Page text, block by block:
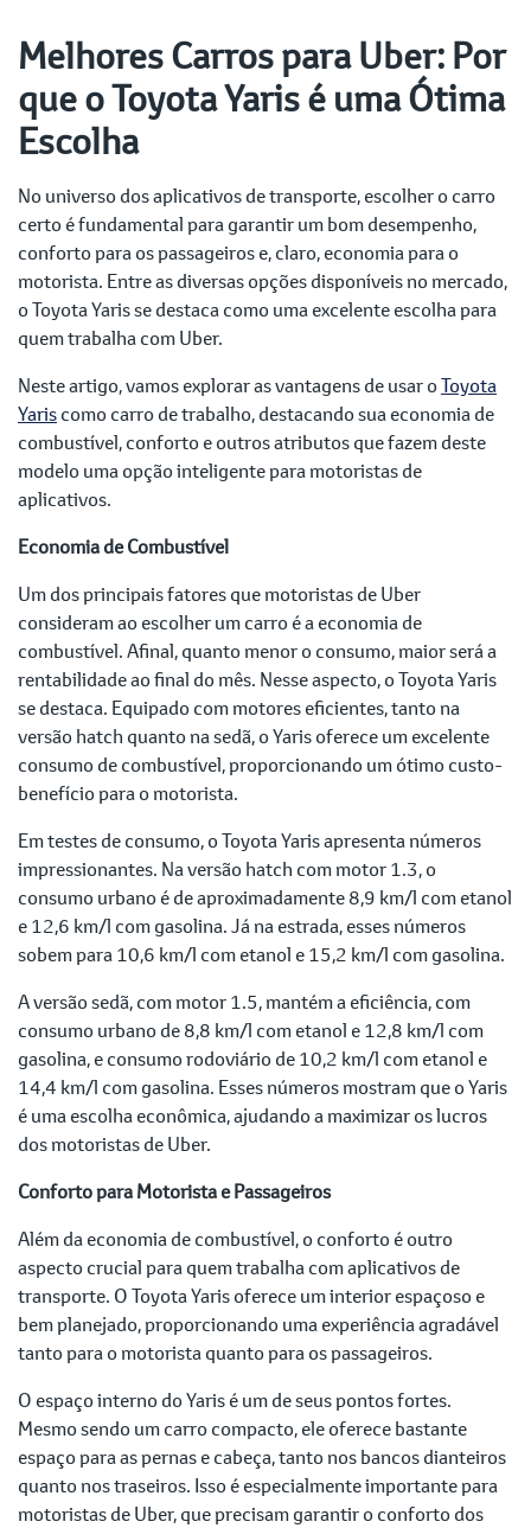
Melhores Carros para Uber: Por
que o Toyota Yaris é uma Ótima
Escolha
No universo dos aplicativos de transporte, escolher o carro
certo é fundamental para garantir um bom desempenho,
conforto para os passageiros e, claro, economia para o
motorista. Entre as diversas opções disponíveis no mercado,
o Toyota Yaris se destaca como uma excelente escolha para
quem trabalha com Uber.
Neste artigo, vamos explorar as vantagens de usar oToyota
Yariscomo carro de trabalho, destacando sua economia de
combustível, conforto e outros atributos que fazem deste
modelo uma opção inteligente para motoristas de
aplicativos.
Economia de Combustível
Um dos principais fatores que motoristas de Uber
consideram ao escolher um carro é a economia de
combustível. Afinal, quanto menor o consumo, maior será a
rentabilidade ao final do mês. Nesse aspecto, o Toyota Yaris
se destaca. Equipado com motores eficientes, tanto na
versão hatch quanto na sedã, o Yaris oferece um excelente
consumo de combustível, proporcionando um ótimo custo-
benefício para o motorista.
Em testes de consumo, o Toyota Yaris apresenta números
impressionantes. Na versão hatch com motor 1.3, o
consumo urbano é de aproximadamente 8,9 km/l com etanol
e 12,6 km/l com gasolina. Já na estrada, esses números
sobem para 10,6 km/l com etanol e 15,2 km/l com gasolina.
A versão sedã, com motor 1.5, mantém a eficiência, com
consumo urbano de 8,8 km/l com etanol e 12,8 km/l com
gasolina, e consumo rodoviário de 10,2 km/l com etanol e
14,4 km/l com gasolina. Esses números mostram que o Yaris
é uma escolha econômica, ajudando a maximizar os lucros
dos motoristas de Uber.
Conforto para Motorista e Passageiros
Além da economia de combustível, o conforto é outro
aspecto crucial para quem trabalha com aplicativos de
transporte. O Toyota Yaris oferece um interior espaçoso e
bem planejado, proporcionando uma experiência agradável
tanto para o motorista quanto para os passageiros.
O espaço interno do Yaris é um de seus pontos fortes.
Mesmo sendo um carro compacto, ele oferece bastante
espaço para as pernas e cabeça, tanto nos bancos dianteiros
quanto nos traseiros. Isso é especialmente importante para
motoristas de Uber, que precisam garantir o conforto dos